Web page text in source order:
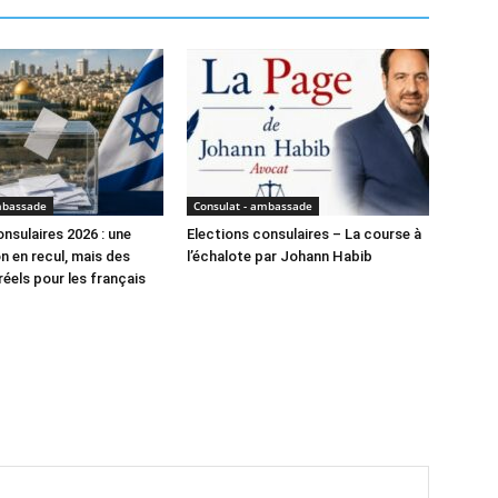
2026 : une
en recul, mais des
pour les français
Consulat - ambassade
Elections consulaires – La course à
l’échalote par Johann Habib